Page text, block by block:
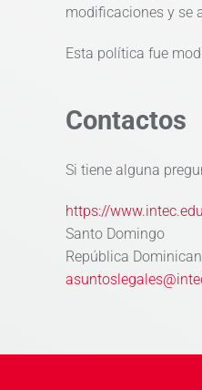
modificaciones y se
Esta política fue
Contactos
Si tiene alguna
https://
Santo Domingo
República